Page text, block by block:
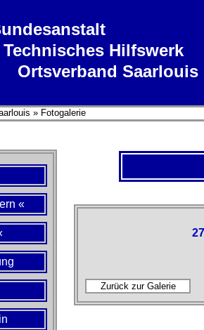
Technisches Hilfswerk
Ortsverband Saarlouis
» Fotogalerie
«